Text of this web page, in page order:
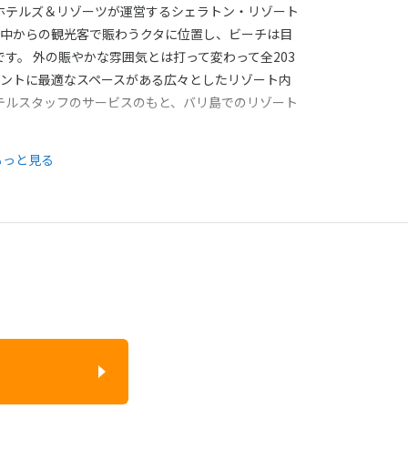
クロアチア
ルーマニア
フェロー諸島
ルズ＆リゾーツが運営するシェラトン・リゾート
からの観光客で賑わうクタに位置し、ビーチは目
。 外の賑やかな雰囲気とは打って変わって全203
トに最適なスペースがある広々としたリゾート内
スタッフのサービスのもと、バリ島でのリゾート
と見る